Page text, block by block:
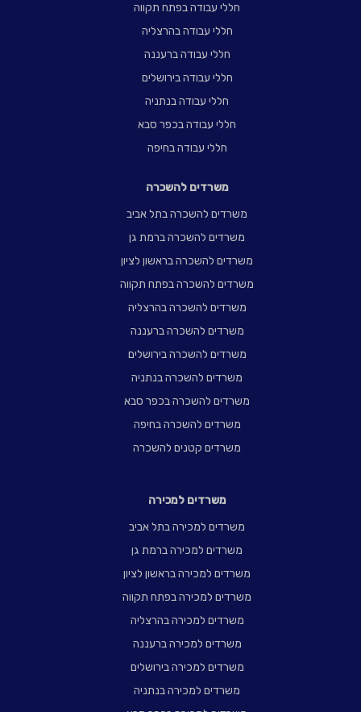
חללי עבודה בפתח תקווה
חללי עבודה בהרצליה
חללי עבודה ברעננה
חללי עבודה בירושלים
חללי עבודה בנתניה
חללי עבודה בכפר סבא
חללי עבודה בחיפה
משרדים להשכרה
משרדים להשכרה בתל אביב
משרדים להשכרה ברמת גן
משרדים להשכרה בראשון לציון
משרדים להשכרה בפתח תקווה
משרדים להשכרה בהרצליה
משרדים להשכרה ברעננה
משרדים להשכרה בירושלים
משרדים להשכרה בנתניה
משרדים להשכרה בכפר סבא
משרדים להשכרה בחיפה
משרדים קטנים להשכרה
משרדים למכירה
משרדים למכירה בתל אביב
משרדים למכירה ברמת גן
משרדים למכירה בראשון לציון
משרדים למכירה בפתח תקווה
משרדים למכירה בהרצליה
משרדים למכירה ברעננה
משרדים למכירה בירושלים
משרדים למכירה בנתניה